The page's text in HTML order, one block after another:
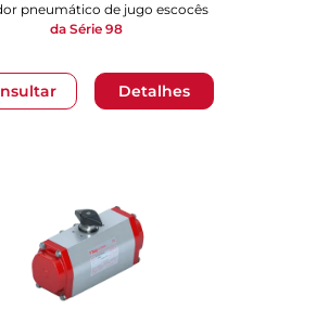
Detalhes
pneumático de jugo escocês
da Série 98